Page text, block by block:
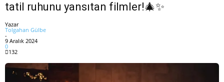
tatil ruhunu yansıtan filmler!🎄✨
Yazar
Tolgahan Gülbe
-
9 Aralık 2024
0
132